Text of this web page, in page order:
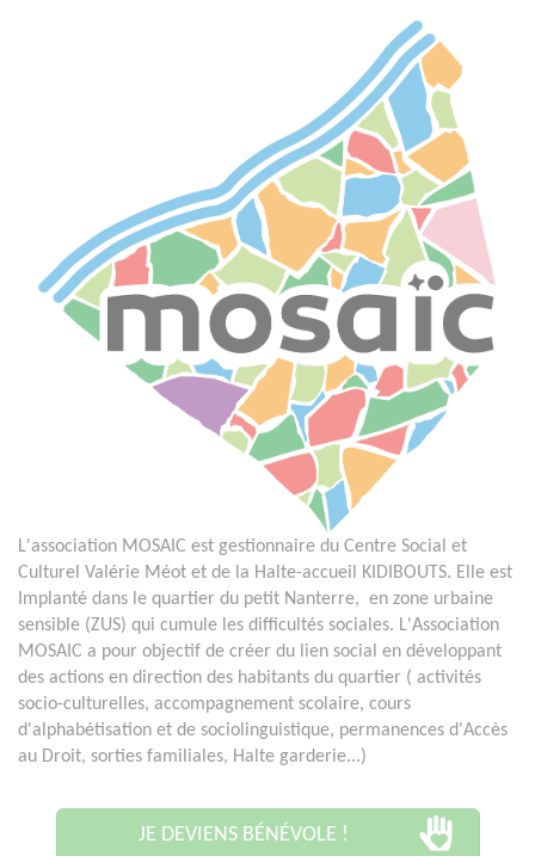
L'association MOSAIC est gestionnaire du Centre Social et
Culturel Valérie Méot et de la Halte-accueil KIDIBOUTS. Elle est
Implanté dans le quartier du petit Nanterre, en zone urbaine
sensible (ZUS) qui cumule les difficultés sociales. L'Association
MOSAIC a pour objectif de créer du lien social en développant
des actions en direction des habitants du quartier ( activités
socio-culturelles, accompagnement scolaire, cours
d'alphabétisation et de sociolinguistique, permanences d'Accès
au Droit, sorties familiales, Halte garderie...)
JE DEVIENS BÉNÉVOLE !